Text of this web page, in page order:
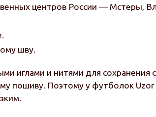
центров России — Мстеры,
шву.
иглами и нитями для сохранения
пошиву. Поэтому у футболок